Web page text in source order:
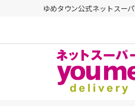
ゆめタウン公式ネットスー